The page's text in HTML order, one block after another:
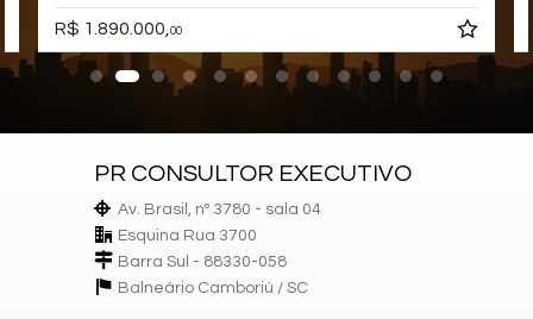
Características do Empreendimento
Salão de Festas
Elevador
Entrada para Banhistas
Hall Decorado e Mobiliado
R$ 1.890.000, 00
PR CONSULTOR EXECUTIVO
Av. Brasil, nº 3780 - sala 04
Esquina Rua 3700
Barra Sul - 88330-058
Balneário Camboriú / SC